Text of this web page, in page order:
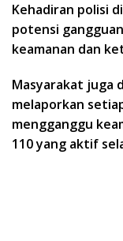
Kehadiran polisi
potensi
keamanan dan
Masyarakat juga
melaporkan
mengganggu
110 yang aktif